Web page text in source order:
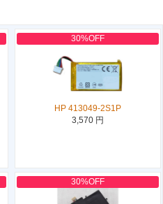
30%OFF
HP 413049-2S1P
3,570 円
30%OFF